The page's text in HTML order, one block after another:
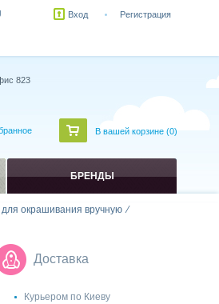
окрашивания вручную
Доставка
Курьером по Киеву
Вход Регистрация
823
В вашей корзине (0)
БРЕНДЫ